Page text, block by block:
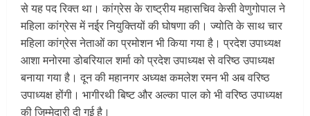
से यह पद रिक्त था। कांग्रेस के राष्ट्रीय महासचिव केसी वेणुगोपाल ने
महिला कांग्रेस में नई्र नियुक्तियों की घोषणा की। ज्योति के साथ चार
महिला कांग्रेस नेताओं का प्रमोशन भी किया गया है। प्रदेश उपाध्यक्ष
आशा मनोरमा डोबरियाल शर्मा को प्रदेश उपाध्यक्ष से वरिष्ठ उपाध्यक्ष
बनाया गया है। दून की महानगर अध्यक्ष कमलेश रमन भी अब वरिष्ठ
उपाध्यक्ष होंगी। भागीरथी बिष्ट और अल्का पाल को भी वरिष्ठ उपाध्यक्ष
की जिम्मेदारी दी गई है।